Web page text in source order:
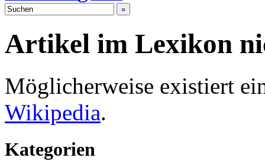
Artikel im Lexikon
Möglicherweise existiert
Wikipedia.
Kategorien